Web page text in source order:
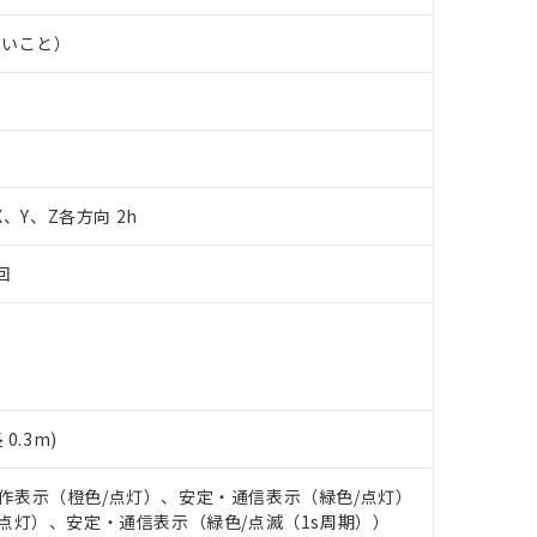
こと）
Y、Z各方向 2h
0.3m)
表示（橙色/点灯）、安定・通信表示（緑色/点灯）
）、安定・通信表示（緑色/点滅（1s周期））
者とは、
ます。
質）の非含有証明書
（当社基準）
点で非含有を証明するもので、過去に遡って非含有を証明するも
タル酸エステル類４物質の対応では、対応完了までの期間は出